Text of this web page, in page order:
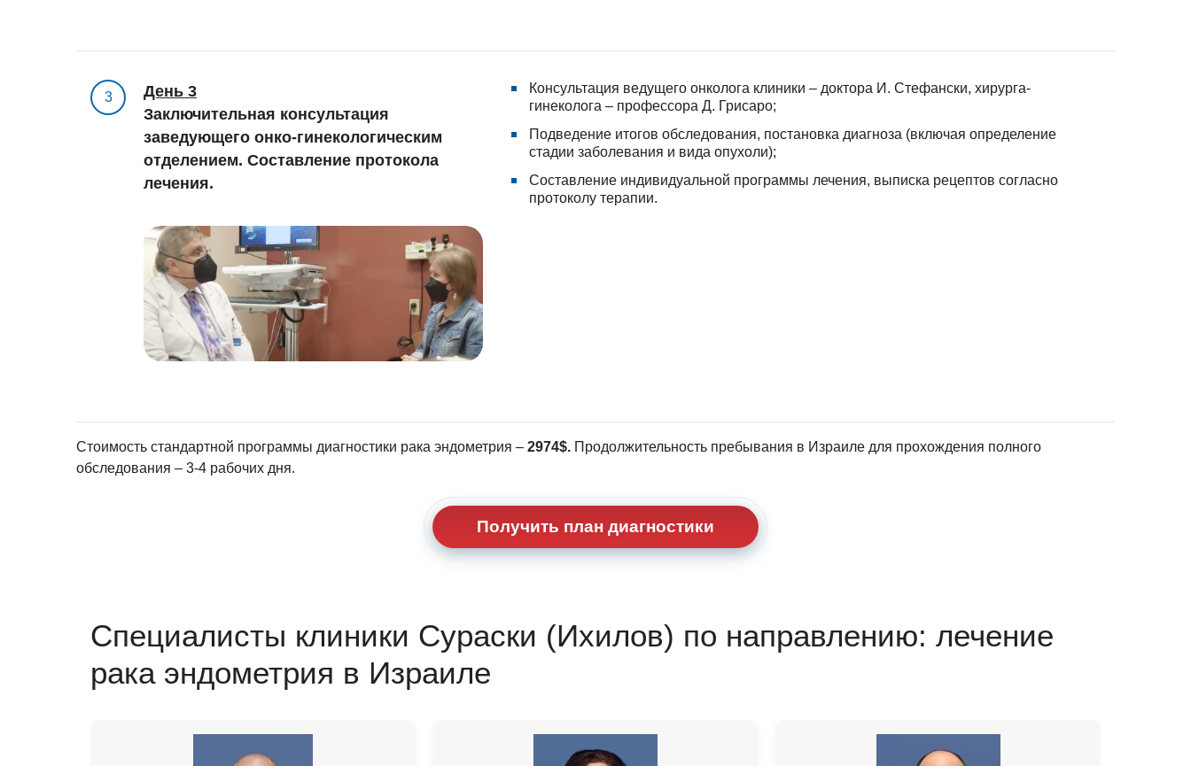
3
День 3
Заключительная консультация
заведующего онко-гинекологическим
отделением. Составление протокола
лечения.
Консультация ведущего онколога клиники – доктора И. Стефански, хирурга-
гинеколога – профессора Д. Грисаро;
Подведение итогов обследования, постановка диагноза (включая определение
стадии заболевания и вида опухоли);
Составление индивидуальной программы лечения, выписка рецептов согласно
протоколу терапии.
Стоимость стандартной программы диагностики рака эндометрия – 2974$. Продолжительность пребывания в Израиле для прохождения полного
обследования – 3-4 рабочих дня.
Получить план диагностики
Специалисты клиники Сураски (Ихилов) по направлению: лечение
рака эндометрия в Израиле